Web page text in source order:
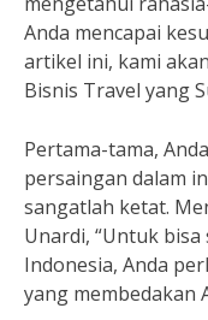
Anda mencapai
artikel ini, kami
Bisnis Travel yang
Pertama-tama,
persaingan dalam
sangatlah ketat.
Unardi, “Untuk
Indonesia, Anda
yang membedakan